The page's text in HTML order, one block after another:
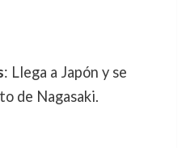
: Llega a Japón y se
de Nagasaki.